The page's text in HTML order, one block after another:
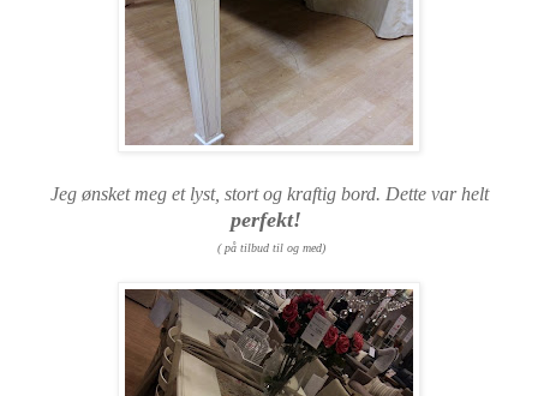
Jeg ønsket meg et lyst, stort og kraftig bord. Dette var helt
perfekt!
( på tilbud til og med)